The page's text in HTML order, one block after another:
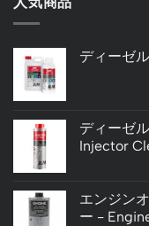
ディーゼ
ディーゼ
Injector
エンジン
ー -